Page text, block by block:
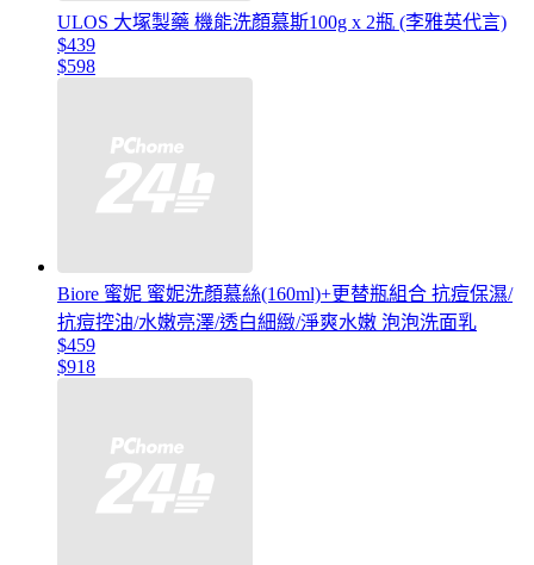
ULOS 大塚製藥 機能洗顏慕斯100g x 2瓶 (李雅英代言)
$439
$598
Biore 蜜妮 蜜妮洗顏慕絲(160ml)+更替瓶組合 抗痘保濕/
抗痘控油/水嫩亮澤/透白細緻/淨爽水嫩 泡泡洗面乳
$459
$918